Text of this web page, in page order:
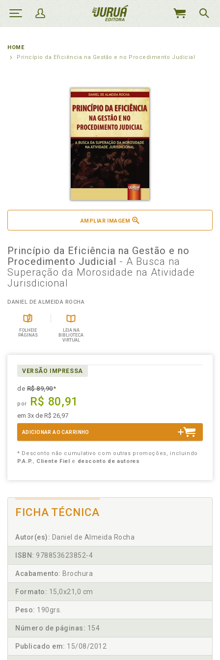
MEU
HOME
Princípio da Eficiência na Gestão e no Procedimento Judicial
AMPLIAR IMAGEM
Princípio da Eficiência na Gestão e no
Procedimento Judicial - A Busca na
Superação da Morosidade na Atividade
Jurisdicional
DANIEL DE ALMEIDA ROCHA
FOLHEIE
PÁGINAS
LEIA NA
BIBLIOTECA
VIRTUAL
VERSÃO IMPRESSA
deR$ 89,90*
por R$ 80,91
em 3x de R$ 26,97
ADICIONAR AO CARRINHO
* Desconto não cumulativo com outras promoções, incluindo
P.A.P., Cliente Fiel e desconto de autores
FICHA TÉCNICA
Autor(es): Daniel de Almeida Rocha
ISBN: 978853623852-4
Acabamento: Brochura
Formato: 15,0x21,0 cm
Peso: 190grs.
Número de páginas: 154
Publicado em: 15/08/2012